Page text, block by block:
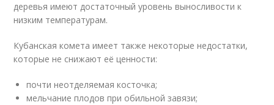
деревья имеют достаточный уровень выносливости к
низким температурам.
Кубанская комета имеет также некоторые недостатки,
которые не снижают её ценности:
почти неотделяемая косточка;
мельчание плодов при обильной завязи;